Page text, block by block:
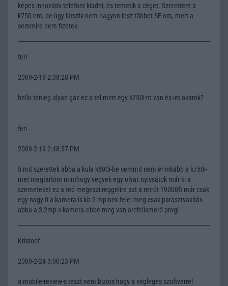
képes innovatív telefont kiadni, és temetik a céget. Szerettem a
k750-em, de úgy látszik nem nagyon lesz többet SE-om, mert a
semmire nem fizetek.
feri
2009-2-19 2:38:28 PM
hello ténleg olyan gáz ez a tel mert egy k750i-m van és iet akarok?
feri
2009-2-19 2:48:57 PM
ti mit szerettek abba a kula k800i-be semmit nem ér inkább a k750i-
met megtartom minthogy vegyek egy olyat.nyissátok már ki a
szemeteket ez a teó megeszi reggelire azt a retrót 19000ft már csak
egy nagy 0 a kamera is kb 2 mp nek felel meg csak parasztvakítás
abba a 3,2mp-s kamera.ebbe meg van arcfelismerõ progi
Kristoof
2009-2-24 3:00:23 PM
a mobile-review-s teszt nem biztos hogy a végleges szoftverrel